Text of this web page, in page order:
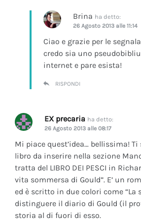
Brina ha detto:
26 Agosto 2013 alle 11:14
Ciao e grazie per le
credo sia uno
internet e pare esista!
RISPONDI
EX precaria ha detto:
26 Agosto 2013 alle 08:17
Mi piace quest’idea… bellissima!
libro da inserire nella sezione
tratta del LIBRO DEI PESCI in
vita sommersa di Gould”. E’ un
ed è scritto in due colori come “La
distinguere il diario di Gould (il
storia al di fuori di esso.